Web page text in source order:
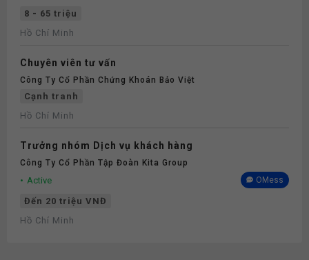
8 - 65 triệu
Hồ Chí Minh
Chuyên viên tư vấn
Công Ty Cổ Phần Chứng Khoán Bảo Việt
Cạnh tranh
Hồ Chí Minh
Trưởng nhóm Dịch vụ khách hàng
Công Ty Cổ Phần Tập Đoàn Kita Group
Active OMess
Đến 20 triệu VNĐ
Hồ Chí Minh